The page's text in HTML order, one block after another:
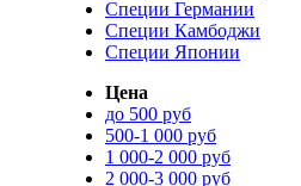
Специи Германии
Специи Камбоджи
Специи Японии
Цена
до 500 руб
500-1 000 руб
1 000-2 000 руб
2 000-3 000 руб